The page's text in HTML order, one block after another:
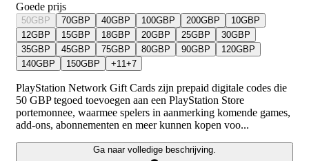
Goede prijs
50GBP 70GBP 40GBP 100GBP 200GBP 10GBP
12GBP 15GBP 18GBP 20GBP 25GBP 30GBP
35GBP 45GBP 75GBP 80GBP 90GBP 120GBP
140GBP 150GBP +11+7
PlayStation Network Gift Cards zijn prepaid digitale codes die
50 GBP tegoed toevoegen aan een PlayStation Store
portemonnee, waarmee spelers in aanmerking komende games,
add-ons, abonnementen en meer kunnen kopen voo...
Ga naar volledige beschrijving.